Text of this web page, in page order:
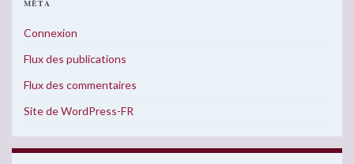
MÉTA
Connexion
Flux des publications
Flux des commentaires
Site de WordPress-FR